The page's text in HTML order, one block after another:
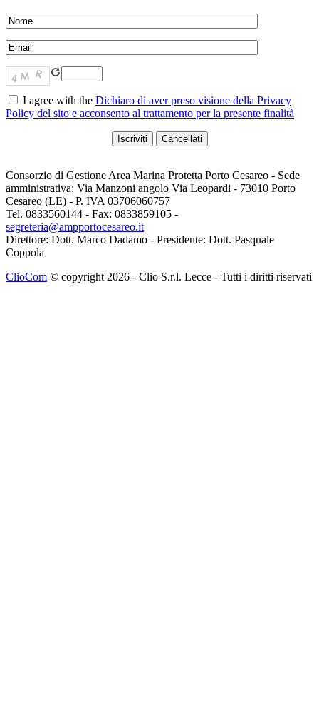
I agree with the Dichiaro di aver preso visione della Privacy
Policy del sito e acconsento al trattamento per la presente finalità
Consorzio di Gestione Area Marina Protetta Porto Cesareo - Sede
amministrativa: Via Manzoni angolo Via Leopardi - 73010 Porto
Cesareo (LE) - P. IVA 03706060757
Tel. 0833560144 - Fax: 0833859105 -
segreteria@ampportocesareo.it
Direttore: Dott. Marco Dadamo - Presidente: Dott. Pasquale
Coppola
ClioCom © copyright 2026 - Clio S.r.l. Lecce - Tutti i diritti riservati